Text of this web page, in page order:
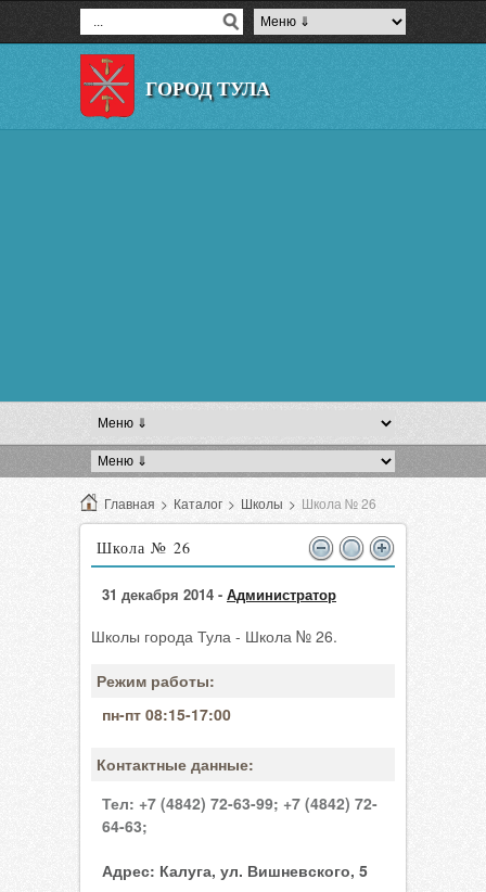
ГОРОД ТУЛА
Главная > Каталог > Школы > Школа № 26
Школа № 26
31 декабря 2014 - Администратор
Школы города Тула - Школа № 26.
Режим работы:
пн-пт 08:15-17:00
Контактные данные:
Тел: +7 (4842) 72-63-99; +7 (4842) 72-
64-63;
Адрес: Калуга, ул. Вишневского, 5